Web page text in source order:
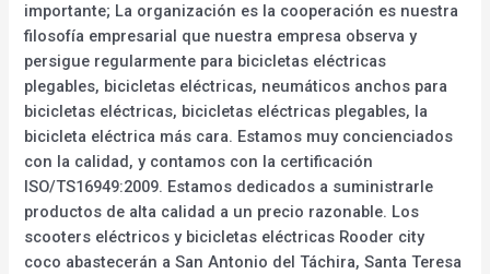
importante; La organización es la cooperación es nuestra
filosofía empresarial que nuestra empresa observa y
persigue regularmente para bicicletas eléctricas
plegables, bicicletas eléctricas, neumáticos anchos para
bicicletas eléctricas, bicicletas eléctricas plegables, la
bicicleta eléctrica más cara. Estamos muy concienciados
con la calidad, y contamos con la certificación
ISO/TS16949:2009. Estamos dedicados a suministrarle
productos de alta calidad a un precio razonable. Los
scooters eléctricos y bicicletas eléctricas Rooder city
coco abastecerán a San Antonio del Táchira, Santa Teresa